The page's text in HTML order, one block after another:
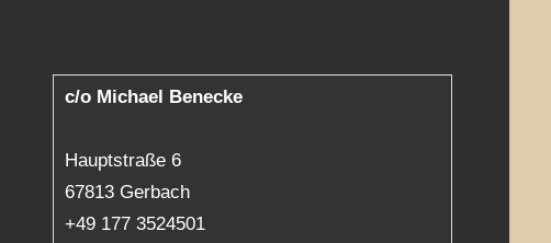
c/o Michael Benecke
Hauptstraße 6
67813 Gerbach
+49 177 3524501